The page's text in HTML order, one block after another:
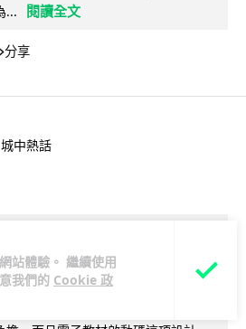
站體驗。 繼續使用
我們的 Cookie 政
...
閱讀全文
分享
城中熱話
二手書 電子啟動碼鎖死
無法做功課
指，一間中學書單價錢按年加 14.7%